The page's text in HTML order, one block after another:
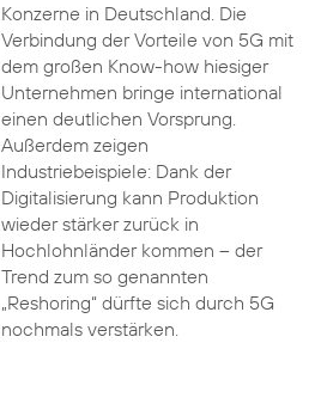
Konzerne in Deutschland. Die
Verbindung der Vorteile von 5G mit
dem großen Know-how hiesiger
Unternehmen bringe international
einen deutlichen Vorsprung.
Außerdem zeigen
Industriebeispiele: Dank der
Digitalisierung kann Produktion
wieder stärker zurück in
Hochlohnländer kommen – der
Trend zum so genannten
„Reshoring“ dürfte sich durch 5G
nochmals verstärken.